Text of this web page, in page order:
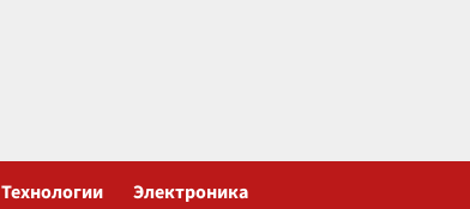
Технологии Электроника